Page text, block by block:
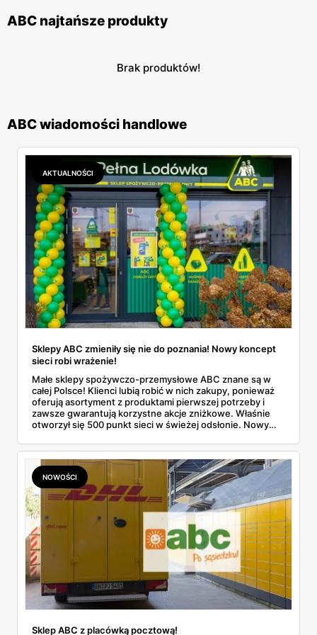
ABC najtańsze produkty
Brak produktów!
ABC wiadomości handlowe
AKTUALNOŚCI
Sklepy ABC zmieniły się nie do poznania! Nowy koncept
sieci robi wrażenie!
Małe sklepy spożywczo-przemysłowe ABC znane są w
całej Polsce! Klienci lubią robić w nich zakupy, ponieważ
oferują asortyment z produktami pierwszej potrzeby i
zawsze gwarantują korzystne akcje zniżkowe. Właśnie
otworzył się 500 punkt sieci w świeżej odsłonie. Nowy
więcej!
NOWOŚCI
Sklep ABC z placówką pocztową!